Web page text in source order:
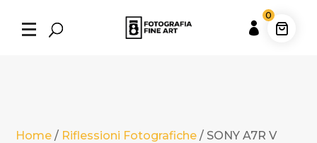

Home / Riflessioni Fotografiche / SONY A7R V
0